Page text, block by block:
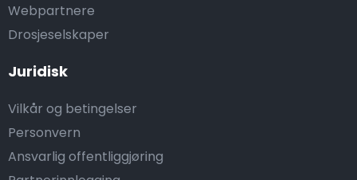
Webpartnere
Drosjeselskaper
Juridisk
Vilkår og betingelser
Personvern
Ansvarlig offentliggjøring